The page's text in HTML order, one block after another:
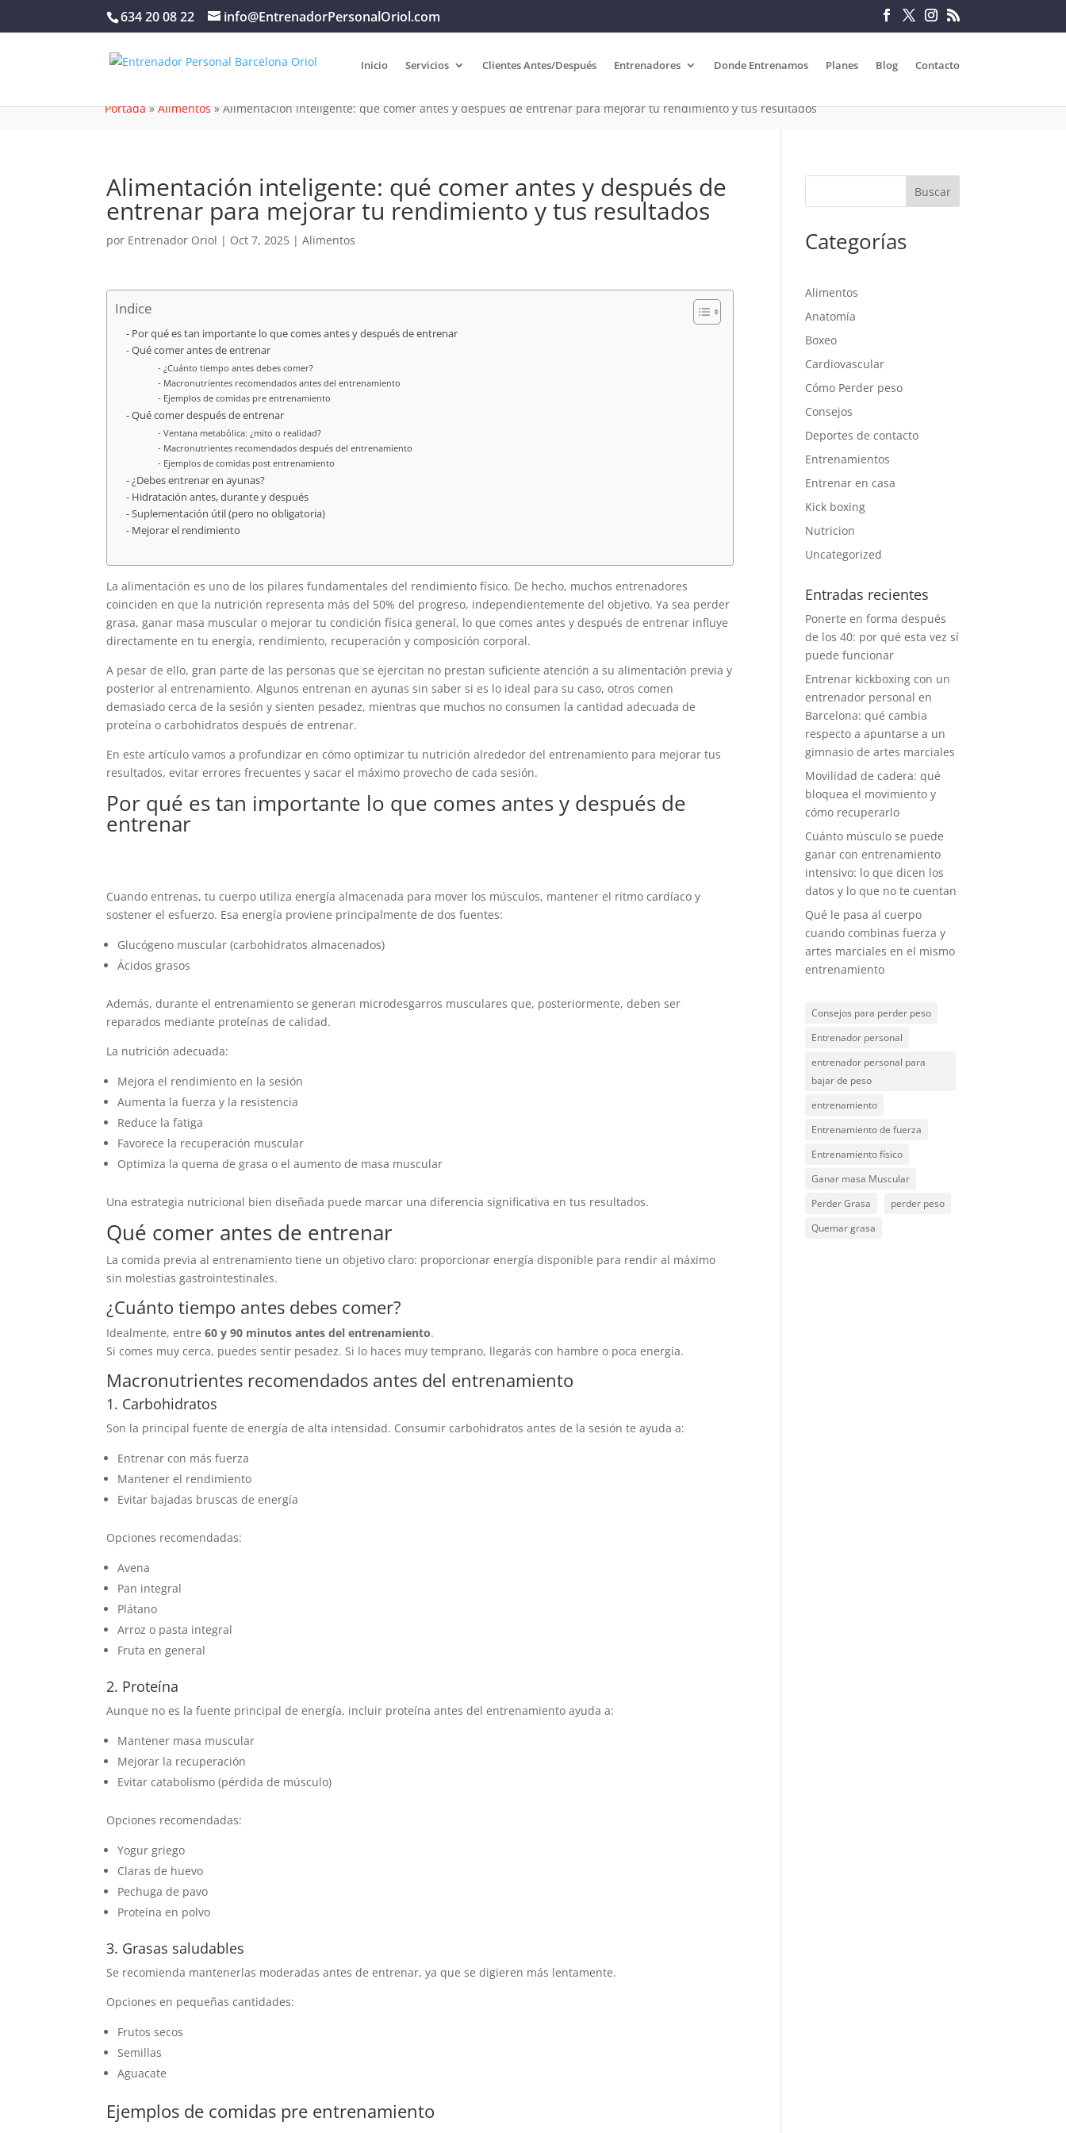
634 20 08 22 info@EntrenadorPersonalOriol.com
Inicio Servicios Clientes Antes/Después Entrenadores Donde Entrenamos Planes Blog Contacto
Portada»Alimentos»Alimentación inteligente: qué comer antes y después de entrenar para mejorar tu rendimiento y tus resultados
Alimentación inteligente: qué comer antes y después de
entrenar para mejorar tu rendimiento y tus resultados
por Entrenador Oriol | Oct 7, 2025 |Alimentos
Indice
Por qué es tan importante lo que comes antes y después de entrenar
Qué comer antes de entrenar
¿Cuánto tiempo antes debes comer?
Macronutrientes recomendados antes del entrenamiento
Ejemplos de comidas pre entrenamiento
Qué comer después de entrenar
Ventana metabólica: ¿mito o realidad?
Macronutrientes recomendados después del entrenamiento
Ejemplos de comidas post entrenamiento
¿Debes entrenar en ayunas?
Hidratación antes, durante y después
Suplementación útil (pero no obligatoria)
Mejorar el rendimiento
La alimentación es uno de los pilares fundamentales del rendimiento físico. De hecho, muchos entrenadores
coinciden en que la nutrición representa más del 50% del progreso, independientemente del objetivo. Ya sea perder
grasa, ganar masa muscular o mejorar tu condición física general, lo que comes antes y después de entrenar influye
directamente en tu energía, rendimiento, recuperación y composición corporal.
A pesar de ello, gran parte de las personas que se ejercitan no prestan suficiente atención a su alimentación previa y
posterior al entrenamiento. Algunos entrenan en ayunas sin saber si es lo ideal para su caso, otros comen
demasiado cerca de la sesión y sienten pesadez, mientras que muchos no consumen la cantidad adecuada de
proteína o carbohidratos después de entrenar.
En este artículo vamos a profundizar en cómo optimizar tu nutrición alrededor del entrenamiento para mejorar tus
resultados, evitar errores frecuentes y sacar el máximo provecho de cada sesión.
Por qué es tan importante lo que comes antes y después de
entrenar
Cuando entrenas, tu cuerpo utiliza energía almacenada para mover los músculos, mantener el ritmo cardíaco y
sostener el esfuerzo. Esa energía proviene principalmente de dos fuentes:
Glucógeno muscular (carbohidratos almacenados)
Ácidos grasos
Además, durante el entrenamiento se generan microdesgarros musculares que, posteriormente, deben ser
reparados mediante proteínas de calidad.
La nutrición adecuada:
Mejora el rendimiento en la sesión
Aumenta la fuerza y la resistencia
Reduce la fatiga
Favorece la recuperación muscular
Optimiza la quema de grasa o el aumento de masa muscular
Una estrategia nutricional bien diseñada puede marcar una diferencia significativa en tus resultados.
Qué comer antes de entrenar
La comida previa al entrenamiento tiene un objetivo claro: proporcionar energía disponible para rendir al máximo
sin molestias gastrointestinales.
¿Cuánto tiempo antes debes comer?
Idealmente, entre60 y 90 minutos antes del entrenamiento.
Si comes muy cerca, puedes sentir pesadez. Si lo haces muy temprano, llegarás con hambre o poca energía.
Macronutrientes recomendados antes del entrenamiento
1. Carbohidratos
Son la principal fuente de energía de alta intensidad. Consumir carbohidratos antes de la sesión te ayuda a:
Entrenar con más fuerza
Mantener el rendimiento
Evitar bajadas bruscas de energía
Opciones recomendadas:
Avena
Pan integral
Plátano
Arroz o pasta integral
Fruta en general
2. Proteína
Aunque no es la fuente principal de energía, incluir proteína antes del entrenamiento ayuda a:
Mantener masa muscular
Mejorar la recuperación
Evitar catabolismo (pérdida de músculo)
Opciones recomendadas:
Yogur griego
Claras de huevo
Pechuga de pavo
Proteína en polvo
3. Grasas saludables
Se recomienda mantenerlas moderadas antes de entrenar, ya que se digieren más lentamente.
Opciones en pequeñas cantidades:
Frutos secos
Semillas
Aguacate
Ejemplos de comidas pre entrenamiento
Categorías
Alimentos
Anatomía
Boxeo
Cardiovascular
Cómo Perder peso
Consejos
Deportes de contacto
Entrenamientos
Entrenar en casa
Kick boxing
Nutricion
Uncategorized
Entradas recientes
Ponerte en forma después
de los 40: por qué esta vez sí
puede funcionar
Entrenar kickboxing con un
entrenador personal en
Barcelona: qué cambia
respecto a apuntarse a un
gimnasio de artes marciales
Movilidad de cadera: qué
bloquea el movimiento y
cómo recuperarlo
Cuánto músculo se puede
ganar con entrenamiento
intensivo: lo que dicen los
datos y lo que no te cuentan
Qué le pasa al cuerpo
cuando combinas fuerza y
artes marciales en el mismo
entrenamiento
Consejos para perder peso
Entrenador personal
entrenador personal para
bajar de peso
entrenamiento
Entrenamiento de fuerza
Entrenamiento físico
Ganar masa Muscular
Perder Grasa
perder peso
Quemar grasa